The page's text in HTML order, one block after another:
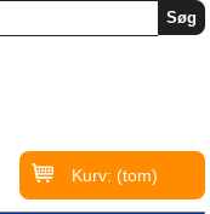
Kurv: (tom)